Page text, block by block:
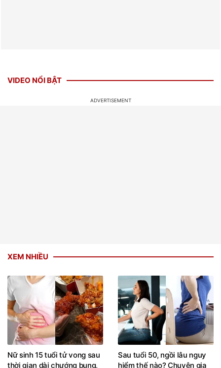
VIDEO NỔI BẬT
XEM NHIỀU
Nữ sinh 15 tuổi tử vong sau
thời gian dài chướng bụng,
Sau tuổi 50, ngồi lâu nguy
hiểm thế nào? Chuyên gia